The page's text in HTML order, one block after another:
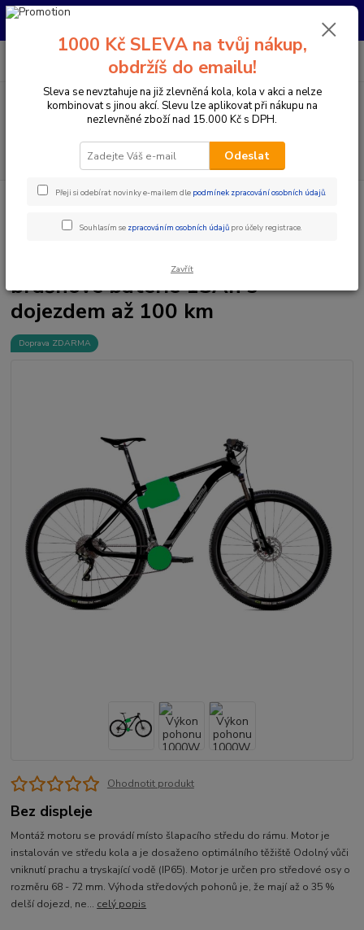
Pro nachystání kola / doplňků na prodejně si prosím zavolejte dopředu.
Menu
CZK
PO-PÁ 10:00-17:00 | SO: 9:00-12:00
Přestavby elektrokol / ELEKTRO SADY
Sady se středovým pohonem
Výkon pohonu 1000W, kapacita
brašnové baterie 13Ah s
dojezdem až 100 km
Doprava ZDARMA
Ohodnotit produkt
Bez displeje
Montáž motoru se provádí místo šlapacího středu do rámu. Motor je
instalován ve středu kola a je dosaženo optimálního těžiště Odolný vůči
vniknutí prachu a tryskající vodě (IP65). Motor je určen pro středové osy o
rozměru 68 - 72 mm. Výhoda středových pohonů je, že mají až o 35 %
delší dojezd, ne... celý popis
1000 Kč SLEVA na tvůj nákup,
obdržíš do emailu!
Sleva se nevztahuje na již zlevněná kola, kola v akci a nelze
kombinovat s jinou akcí. Slevu lze aplikovat při nákupu na
nezlevněné zboží nad 15.000 Kč s DPH.
Odeslat
Přeji si odebírat novinky e-mailem dle podmínek zpracování osobních údajů.
Souhlasím se zpracováním osobních údajů pro účely registrace.
Zavřít